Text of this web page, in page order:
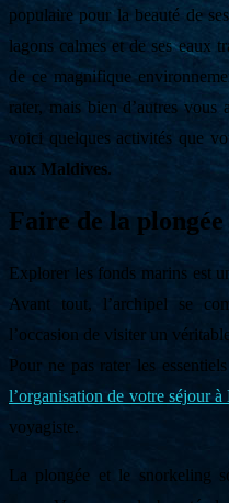
populaire pour la beauté de
lagons calmes et de ses eaux
de ce magnifique
rater, mais bien d’autres
voici quelques activités que
aux Maldives.
Faire de la
Explorer les fonds marins est
Avant tout, l’archipel se
l’occasion de visiter un
Pour ne pas rater les
l’organisation de votre séjour
voyagiste.
La plongée et le snorkeling